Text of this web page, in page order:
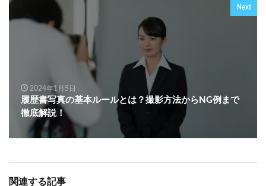
Next
2024年1月5日
履歴書写真の基本ルールとは？撮影方法からNG例まで
徹底解説！
関連する記事